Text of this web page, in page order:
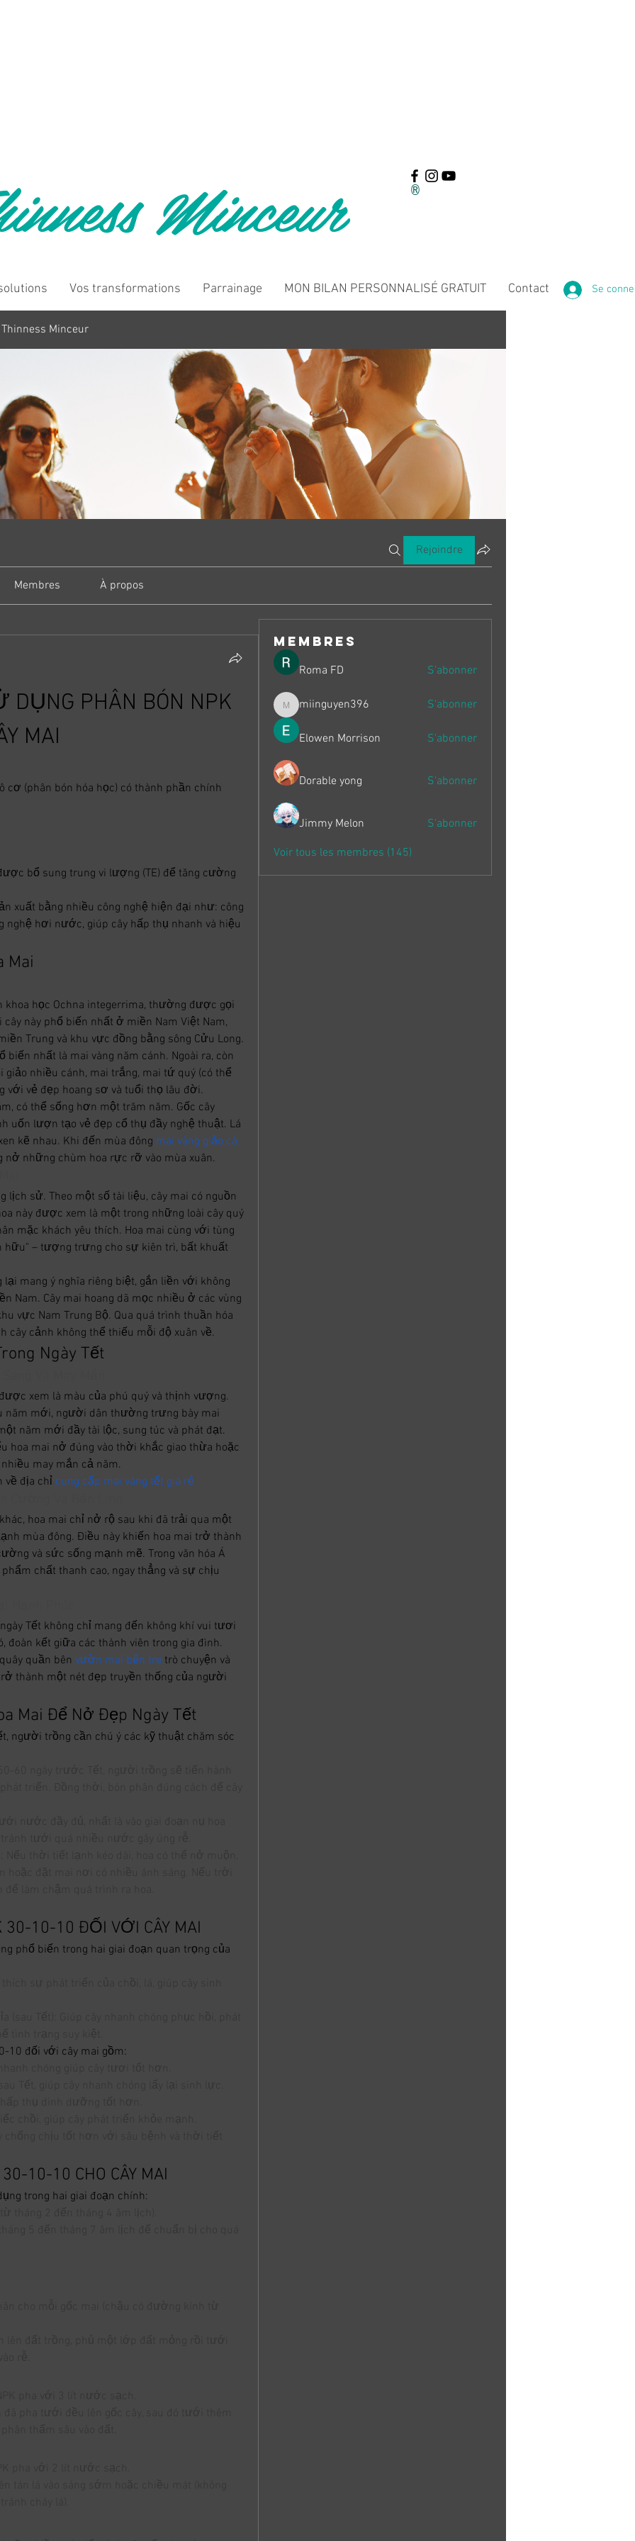
Minceur ®
Vos transformations Parrainage MON BILAN PERSONNALISÉ GRATUIT Contact Se
Minceur
Rejoindre
Membres À propos
PHÂN BÓN NPK
MAI
cơ (phân bón hóa học) có thành phần chính
bổ sung trung vi lượng (TE) để tăng cường
xuất bằng nhiều công nghệ hiện đại như: công
nghệ hơi nước, giúp cây hấp thụ nhanh và hiệu
Mai
khoa học Ochna integerrima, thường được gọi
cây này phổ biến nhất ở miền Nam Việt Nam,
Trung và khu vực đồng bằng sông Cửu Long.
biến nhất là mai vàng năm cánh. Ngoài ra, còn
nhiều cánh, mai trắng, mai tứ quý (có thể
với vẻ đẹp hoang sơ và tuổi thọ lâu đời.
có thể sống hơn một trăm năm. Gốc cây
uốn lượn tạo vẻ đẹp cổ thụ đầy nghệ thuật. Lá
kẽ nhau. Khi đến mùa đông mai vàng giảo cà
nở những chùm hoa rực rỡ vào mùa xuân.
lịch sử. Theo một số tài liệu, cây mai có nguồn
này được xem là một trong những loài cây quý
mặc khách yêu thích. Hoa mai cùng với tùng
hữu" – tượng trưng cho sự kiên trì, bất khuất
lại mang ý nghĩa riêng biệt, gắn liền với không
Nam. Cây mai hoang dã mọc nhiều ở các vùng
vực Nam Trung Bộ. Qua quá trình thuần hóa
cây cảnh không thể thiếu mỗi độ xuân về.
Ngày Tết
xem là màu của phú quý và thịnh vượng.
năm mới, người dân thường trưng bày mai
năm mới đầy tài lộc, sung túc và phát đạt.
hoa mai nở đúng vào thời khắc giao thừa hoặc
may mắn cả năm.
về địa chỉ cung cấp mai vàng tết giá rẻ
hoa mai chỉ nở rộ sau khi đã trải qua một
mùa đông. Điều này khiến hoa mai trở thành
và sức sống mạnh mẽ. Trong văn hóa Á
chất thanh cao, ngay thẳng và sự chịu
Tết không chỉ mang đến không khí vui tươi
đoàn kết giữa các thành viên trong gia đình.
quần bên vườn mai bến tre trò chuyện và
thành một nét đẹp truyền thống của người
Mai Để Nở Đẹp Ngày Tết
người trồng cần chú ý các kỹ thuật chăm sóc
30-10-10 ĐỐI VỚI CÂY MAI
phổ biến trong hai giai đoạn quan trọng của
10 đối với cây mai gồm:
10-10 CHO CÂY MAI
trong hai giai đoạn chính:
membres
Roma FD S'abonner
miinguyen396
miinguyen396 S'abonner
Elowen Morrison S'abonner
Dorable yong S'abonner
Jimmy Melon S'abonner
Voir tous les membres (145)